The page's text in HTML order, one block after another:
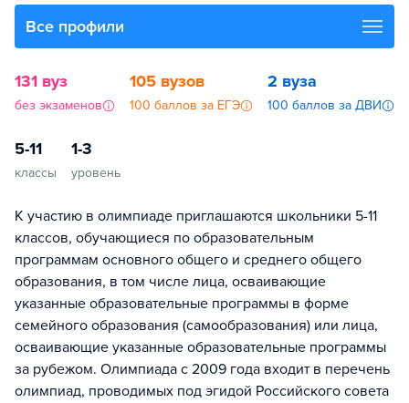
Все профили
131 вуз
без экзаменов
105 вузов
100 баллов за ЕГЭ
2 вуза
100 баллов за ДВИ
5-11
классы
1-3
уровень
К участию в олимпиаде приглашаются школьники 5-11
классов, обучающиеся по образовательным
программам основного общего и среднего общего
образования, в том числе лица, осваивающие
указанные образовательные программы в форме
семейного образования (самообразования) или лица,
осваивающие указанные образовательные программы
за рубежом. Олимпиада с 2009 года входит в перечень
олимпиад, проводимых под эгидой Российского совета